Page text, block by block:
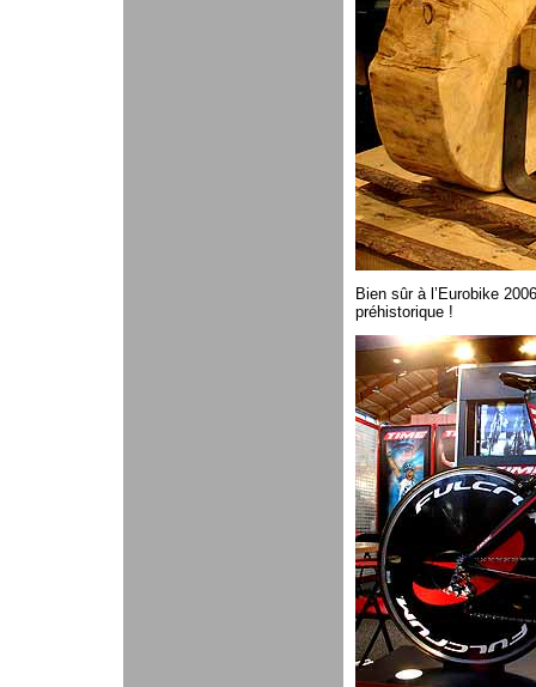
Bien sûr à l’Eurobike
préhistorique !